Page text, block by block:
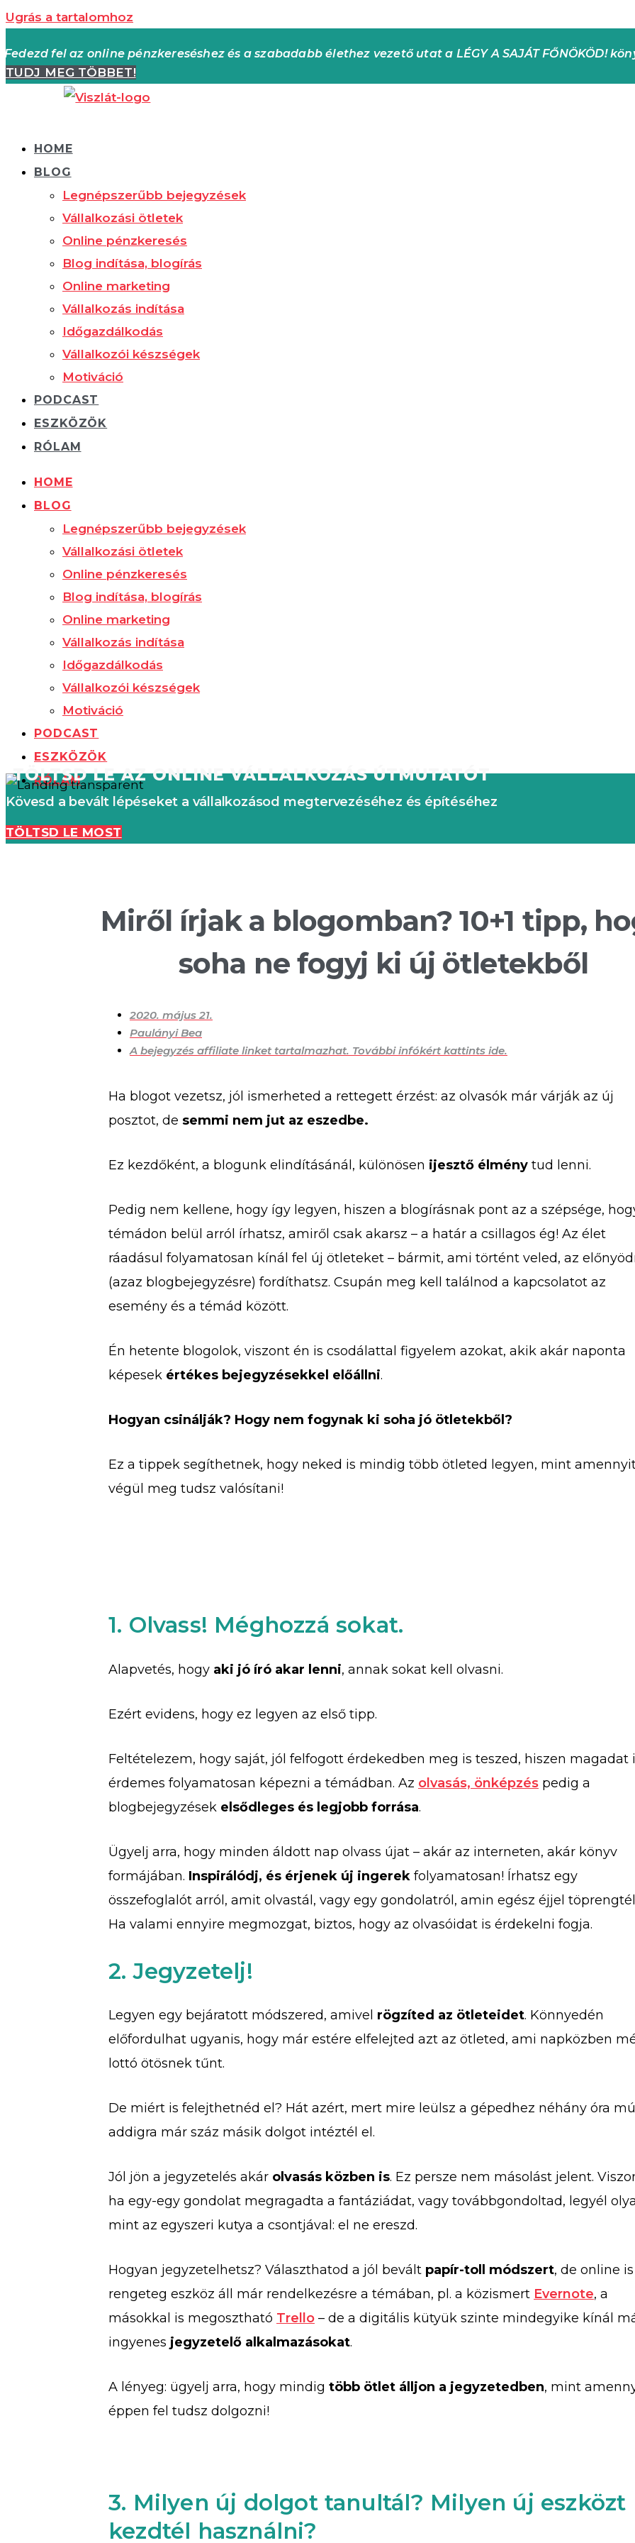
Ugrás a tartalomhoz
Fedezd fel az online pénzkereséshez és a szabadabb élethez vezető utat a LÉGY A SAJÁT FŐNÖKÖD!
TUDJ MEG TÖBBET!
HOME
BLOG
Legnépszerűbb bejegyzések
Vállalkozási ötletek
Online pénzkeresés
Blog indítása, blogírás
Online marketing
Vállalkozás indítása
Időgazdálkodás
Vállalkozói készségek
Motiváció
PODCAST
ESZKÖZÖK
RÓLAM
HOME
BLOG
Legnépszerűbb bejegyzések
Vállalkozási ötletek
Online pénzkeresés
Blog indítása, blogírás
Online marketing
Vállalkozás indítása
Időgazdálkodás
Vállalkozói készségek
Motiváció
PODCAST
ESZKÖZÖK
RÓLAM
TÖLTSD LE AZ ONLINE VÁLLALKOZÁS ÚTMUTATÓT
Kövesd a bevált lépéseket a vállalkozásod megtervezéséhez és építéséhez
TÖLTSD LE MOST
Miről írjak a blogomban? 10+1 tipp,
soha ne fogyj ki új ötletekből
2020. május 21.
Paulányi Bea
A bejegyzés affiliate linket tartalmazhat. További infókért kattints ide.
Ha blogot vezetsz, jól ismerheted a rettegett érzést: az olvasók már várják az új
posztot, de semmi nem jut az eszedbe.
Ez kezdőként, a blogunk elindításánál, különösen ijesztő élmény tud lenni.
Pedig nem kellene, hogy így legyen, hiszen a blogírásnak pont az a szépsége,
témádon belül arról írhatsz, amiről csak akarsz – a határ a csillagos ég! Az élet
ráadásul folyamatosan kínál fel új ötleteket – bármit, ami történt veled, az
(azaz blogbejegyzésre) fordíthatsz. Csupán meg kell találnod a kapcsolatot az
esemény és a témád között.
Én hetente blogolok, viszont én is csodálattal figyelem azokat, akik akár naponta
képesek értékes bejegyzésekkel előállni.
Hogyan csinálják? Hogy nem fogynak ki soha jó ötletekből?
Ez a tippek segíthetnek, hogy neked is mindig több ötleted legyen, mint
végül meg tudsz valósítani!
1. Olvass! Méghozzá sokat.
Alapvetés, hogy aki jó író akar lenni, annak sokat kell olvasni.
Ezért evidens, hogy ez legyen az első tipp.
Feltételezem, hogy saját, jól felfogott érdekedben meg is teszed, hiszen magadat
érdemes folyamatosan képezni a témádban. Az olvasás, önképzés pedig a
blogbejegyzések elsődleges és legjobb forrása.
Ügyelj arra, hogy minden áldott nap olvass újat – akár az interneten, akár könyv
formájában. Inspirálódj, és érjenek új ingerek folyamatosan! Írhatsz egy
összefoglalót arról, amit olvastál, vagy egy gondolatról, amin egész éjjel
Ha valami ennyire megmozgat, biztos, hogy az olvasóidat is érdekelni fogja.
2. Jegyzetelj!
Legyen egy bejáratott módszered, amivel rögzíted az ötleteidet. Könnyedén
előfordulhat ugyanis, hogy már estére elfelejted azt az ötleted, ami napközben
lottó ötösnek tűnt.
De miért is felejthetnéd el? Hát azért, mert mire leülsz a gépedhez néhány óra
addigra már száz másik dolgot intéztél el.
Jól jön a jegyzetelés akár olvasás közben is. Ez persze nem másolást jelent.
ha egy-egy gondolat megragadta a fantáziádat, vagy továbbgondoltad, legyél
mint az egyszeri kutya a csontjával: el ne ereszd.
Hogyan jegyzetelhetsz? Választhatod a jól bevált papír-toll módszert, de online is
rengeteg eszköz áll már rendelkezésre a témában, pl. a közismert Evernote, a
másokkal is megosztható Trello – de a digitális kütyük szinte mindegyike kínál
ingyenes jegyzetelő alkalmazásokat.
A lényeg: ügyelj arra, hogy mindig több ötlet álljon a jegyzetedben, mint
éppen fel tudsz dolgozni!
3. Milyen új dolgot tanultál? Milyen új eszközt
kezdtél használni?